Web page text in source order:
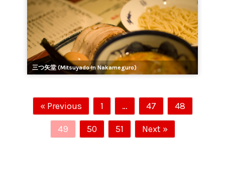
三つ矢堂 (Mitsuyado in Nakameguro)
« Previous 1 … 47 48
49 50 51 Next »